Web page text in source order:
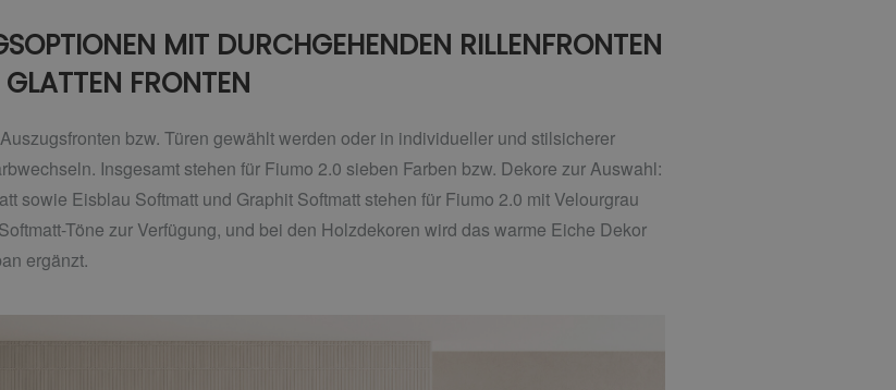
MIT DURCHGEHENDEN RILLENFRONTEN
FRONTEN
bzw. Türen gewählt werden oder in individueller und stilsicherer
Insgesamt stehen für Fiumo 2.0 sieben Farben bzw. Dekore zur Auswahl:
sowie Eisblau Softmatt und Graphit Softmatt stehen für Fiumo 2.0 mit Velourgrau
Töne zur Verfügung, und bei den Holzdekoren wird das warme Eiche Dekor
ergänzt.